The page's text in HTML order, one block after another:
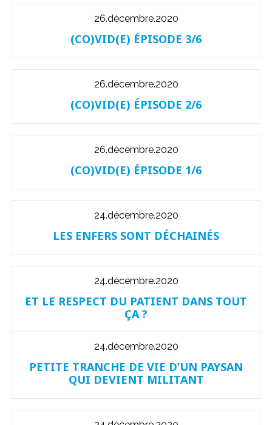
26.décembre.2020
(CO)VID(E) ÉPISODE 3/6
26.décembre.2020
(CO)VID(E) ÉPISODE 2/6
26.décembre.2020
(CO)VID(E) ÉPISODE 1/6
24.décembre.2020
LES ENFERS SONT DÉCHAINÉS
24.décembre.2020
ET LE RESPECT DU PATIENT DANS TOUT
ÇA ?
24.décembre.2020
PETITE TRANCHE DE VIE D’UN PAYSAN
QUI DEVIENT MILITANT